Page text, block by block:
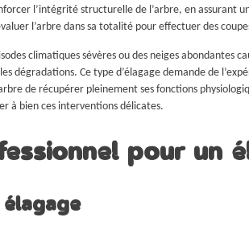
l’intégrité structurelle de l’arbre, en assurant
l’arbre dans sa totalité pour effectuer des
climatiques sévères ou des neiges abondantes
dégradations. Ce type d’élagage demande de
de récupérer pleinement ses fonctions
à bien ces interventions délicates.
pour un
élagage